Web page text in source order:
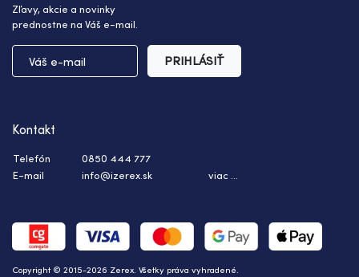
Zľavy, akcie a novinky
prednostne na Váš e-mail.
PRIHLÁSIŤ
Copyright © 2015-2026 Zerex. Všetky práva vyhradené.
Kontakt
Telefón
0850 444 777
E-mail
info@izerex.sk viac ...